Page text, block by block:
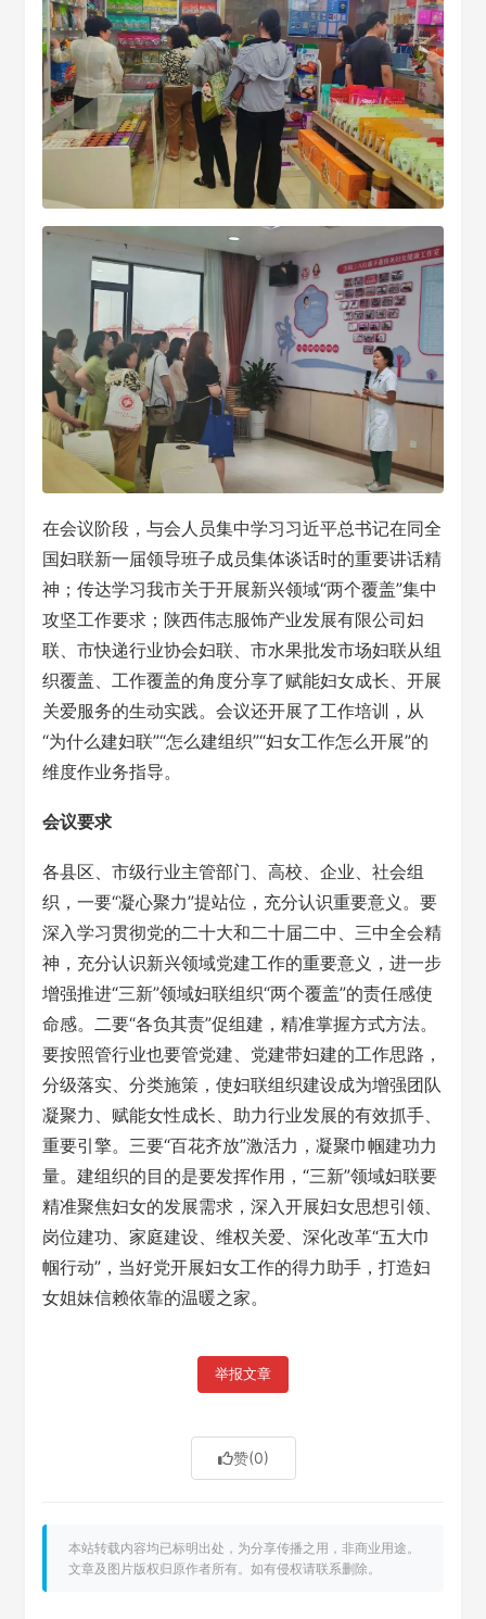
在会议阶段，与会人员集中学习习近平总书记在同全
国妇联新一届领导班子成员集体谈话时的重要讲话精
神；传达学习我市关于开展新兴领域“两个覆盖”集中
攻坚工作要求；陕西伟志服饰产业发展有限公司妇
联、市快递行业协会妇联、市水果批发市场妇联从组
织覆盖、工作覆盖的角度分享了赋能妇女成长、开展
关爱服务的生动实践。会议还开展了工作培训，从
“为什么建妇联”“怎么建组织”“妇女工作怎么开展”的
维度作业务指导。
会议要求
各县区、市级行业主管部门、高校、企业、社会组
织，一要“凝心聚力”提站位，充分认识重要意义。要
深入学习贯彻党的二十大和二十届二中、三中全会精
神，充分认识新兴领域党建工作的重要意义，进一步
增强推进“三新”领域妇联组织“两个覆盖”的责任感使
命感。二要“各负其责”促组建，精准掌握方式方法。
要按照管行业也要管党建、党建带妇建的工作思路，
分级落实、分类施策，使妇联组织建设成为增强团队
凝聚力、赋能女性成长、助力行业发展的有效抓手、
重要引擎。三要“百花齐放”激活力，凝聚巾帼建功力
量。建组织的目的是要发挥作用，“三新”领域妇联要
精准聚焦妇女的发展需求，深入开展妇女思想引领、
岗位建功、家庭建设、维权关爱、深化改革“五大巾
帼行动”，当好党开展妇女工作的得力助手，打造妇
女姐妹信赖依靠的温暖之家。
举报文章
赞(0)
本站转载内容均已标明出处，为分享传播之用，非商业用途。
文章及图片版权归原作者所有。如有侵权请联系删除。